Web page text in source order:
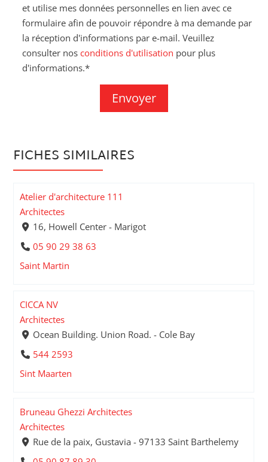
et utilise mes données personnelles en lien avec ce
formulaire afin de pouvoir répondre à ma demande par
la réception d'informations par e-mail. Veuillez
consulter nosconditions d'utilisation pour plus
d'informations.*
FICHES SIMILAIRES
Atelier d'architecture 111
Architectes
16, Howell Center - Marigot
05 90 29 38 63
Saint Martin
CICCA NV
Architectes
Ocean Building. Union Road. - Cole Bay
544 2593
Sint Maarten
Bruneau Ghezzi Architectes
Architectes
Rue de la paix, Gustavia - 97133 Saint Barthelemy